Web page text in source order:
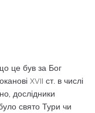
це був за Бог
XVII ст. в числі
дослідники
свято Тури чи